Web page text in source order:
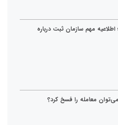
مهم سازمان ثبت درباره
معامله را فسخ کرد؟